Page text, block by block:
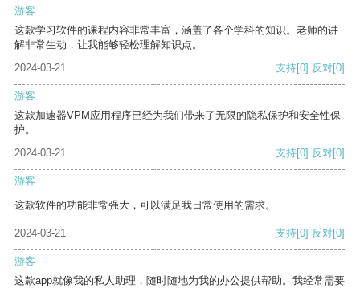
游客
这款学习软件的课程内容非常丰富，涵盖了各个学科的知识。老师的讲
解非常生动，让我能够轻松理解知识点。
2024-03-21
支持[0] 反对[0]
游客
这款加速器VPM应用程序已经为我们带来了无限的隐私保护和安全性保
护。
2024-03-21
支持[0] 反对[0]
游客
这款软件的功能非常强大，可以满足我日常使用的需求。
2024-03-21 支持[0] 反对[0]
游客
这款app就像我的私人助理，随时随地为我的办公提供帮助。我经常需要